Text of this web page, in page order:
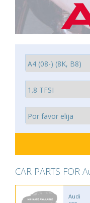
CAR PARTS FOR
Audi